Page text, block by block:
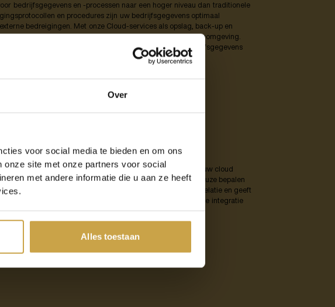
Over
voor social media te bieden en om ons
site met onze partners voor social
met andere informatie die u aan ze heeft
Alles toestaan
bedrijfsgegevens en -processen naar een hoger niveau dan traditionele
en procedures zijn uw bedrijfsgegevens optimaal
bedreigingen. Met onze Cloud-services als opslag, back-up en
profiteert u van een betrouwbare en veilige off-site opslagomgeving.
u uw e-mail, agenda's, contacten en resterende bedrijfsgegevens
keuze voor de provider cruciaal! Om de beste provider voor uw cloud
die uw behoeften begrijpt en in kaart brengt. Laat uw keuze bepalen
schaalbaarheid. Zo bouwt u samen aan een langetermijnrelatie en geeft
Cloud-services providers helpen u bij een succesvolle integratie